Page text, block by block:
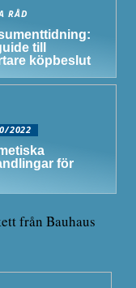
RÅD
till
köpbeslut
2022
för
från Bauhaus